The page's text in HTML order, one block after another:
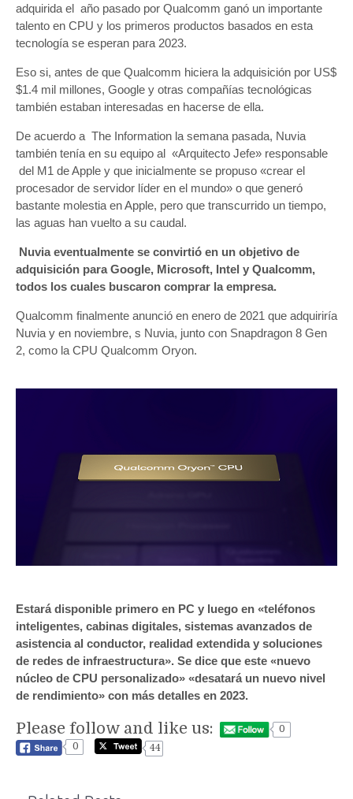
adquirida el año pasado por Qualcomm ganó un importante
talento en CPU y los primeros productos basados en esta
tecnología se esperan para 2023.
Eso si, antes de que Qualcomm hiciera la adquisición por US$
$1.4 mil millones, Google y otras compañías tecnológicas
también estaban interesadas en hacerse de ella.
De acuerdo a The Information la semana pasada, Nuvia
también tenía en su equipo al «Arquitecto Jefe» responsable
del M1 de Apple y que inicialmente se propuso «crear el
procesador de servidor líder en el mundo» o que generó
bastante molestia en Apple, pero que transcurrido un tiempo,
las aguas han vuelto a su caudal.
Nuvia eventualmente se convirtió en un objetivo de
adquisición para Google, Microsoft, Intel y Qualcomm,
todos los cuales buscaron comprar la empresa.
Qualcomm finalmente anunció en enero de 2021 que adquiriría
Nuvia y en noviembre, s Nuvia, junto con Snapdragon 8 Gen
2, como la CPU Qualcomm Oryon.
Estará disponible primero en PC y luego en «teléfonos
inteligentes, cabinas digitales, sistemas avanzados de
asistencia al conductor, realidad extendida y soluciones
de redes de infraestructura». Se dice que este «nuevo
núcleo de CPU personalizado» «desatará un nuevo nivel
de rendimiento» con más detalles en 2023.
Please follow and like us:
0
0
44